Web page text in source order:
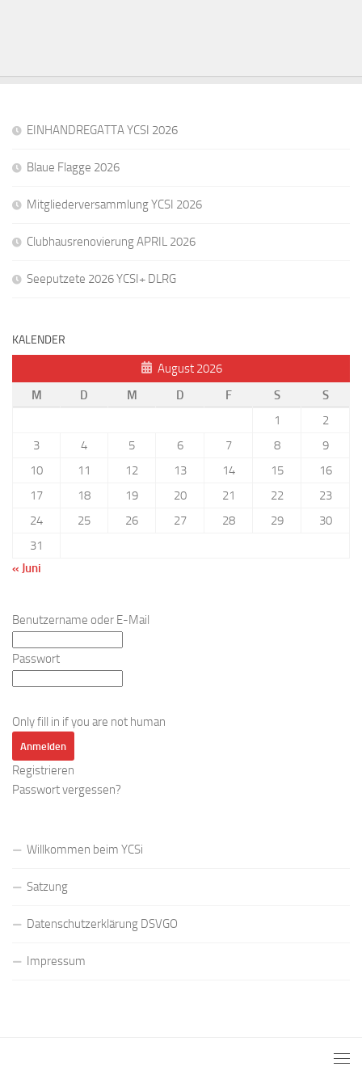
EINHANDREGATTA YCSI 2026
Blaue Flagge 2026
Mitgliederversammlung YCSI 2026
Clubhausrenovierung APRIL 2026
Seeputzete 2026 YCSI+ DLRG
KALENDER
August 2026
M
D M D F S
S
1
2
3
4 5 6 7 8
9
10
11 12 13 14 15
16
17
18 19 20 21 22
23
24
25 26 27 28 29
30
31
« Juni
Benutzername oder E-Mail
Passwort
Only fill in if you are not human
Registrieren
Passwort vergessen?
Willkommen beim YCSi
Satzung
Datenschutzerklärung DSVGO
Impressum